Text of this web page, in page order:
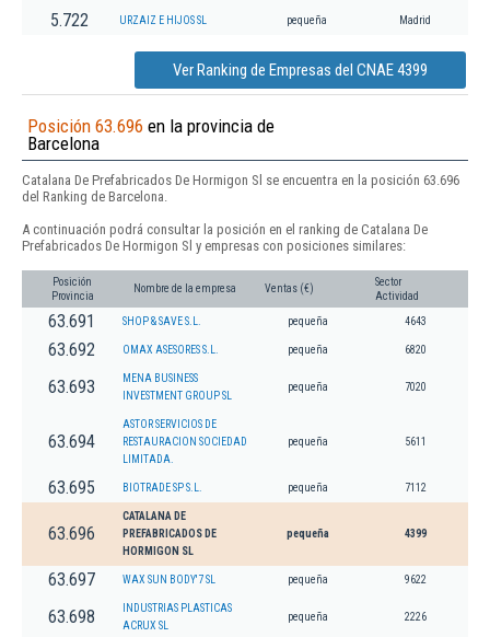
5.722 URZAIZ E HIJOS SL pequeña Madrid
Ver Ranking de Empresas del CNAE 4399
Posición 63.696 en la provincia de
Barcelona
Catalana De Prefabricados De Hormigon Sl se encuentra en la posición 63.696
del Ranking de Barcelona.
A continuación podrá consultar la posición en el ranking de Catalana De
Prefabricados De Hormigon Sl y empresas con posiciones similares:
Posición
Provincia
Nombre de la empresa Ventas (€)
Sector
Actividad
63.691 SHOP & SAVE S.L. pequeña 4643
63.692 OMAX ASESORES S.L. pequeña 6820
63.693
MENA BUSINESS
INVESTMENT GROUP SL
pequeña 7020
63.694
ASTOR SERVICIOS DE
RESTAURACION SOCIEDAD
LIMITADA.
pequeña 5611
63.695 BIOTRADE SP S.L. pequeña 7112
63.696
CATALANA DE
PREFABRICADOS DE
HORMIGON SL
pequeña 4399
63.697 WAX SUN BODY'7 SL pequeña 9622
63.698
INDUSTRIAS PLASTICAS
ACRUX SL
pequeña 2226